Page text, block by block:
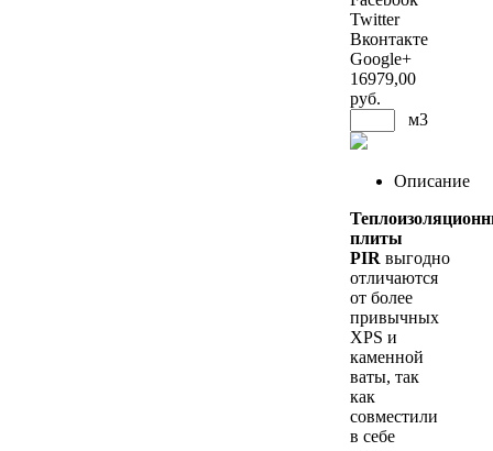
Twitter
Вконтакте
Google+
16979,00
руб.
м3
Описание
плиты
PIR выгодно
отличаются
от более
привычных
XPS и
каменной
ваты, так
как
совместили
в себе